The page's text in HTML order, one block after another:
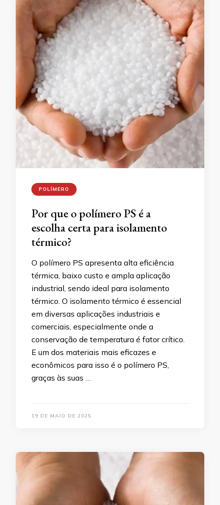
POLÍMERO
Por que o polímero PS é a
escolha certa para isolamento
térmico?
O polímero PS apresenta alta eficiência
térmica, baixo custo e ampla aplicação
industrial, sendo ideal para isolamento
térmico. O isolamento térmico é essencial
em diversas aplicações industriais e
comerciais, especialmente onde a
conservação de temperatura é fator crítico.
E um dos materiais mais eficazes e
econômicos para isso é o polímero PS,
graças às suas …
19 DE MAIO DE 2025